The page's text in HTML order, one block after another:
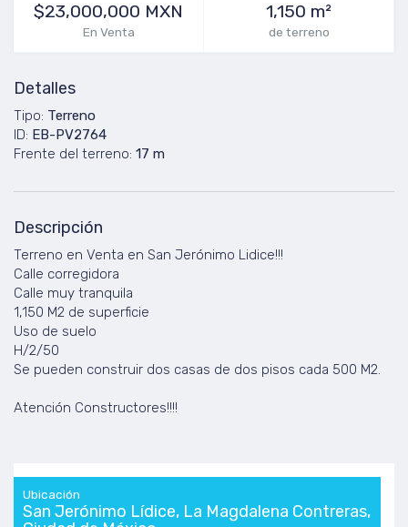
$23,000,000 MXN
En Venta
1,150 m²
de terreno
Detalles
Tipo: Terreno
ID: EB-PV2764
Frente del terreno: 17 m
Descripción
Terreno en Venta en San Jerónimo Lidice!!!
Calle corregidora
Calle muy tranquila
1,150 M2 de superficie
Uso de suelo
H/2/50
Se pueden construir dos casas de dos pisos cada 500 M2.
Atención Constructores!!!!
Ubicación
San Jerónimo Lídice, La Magdalena Contreras,